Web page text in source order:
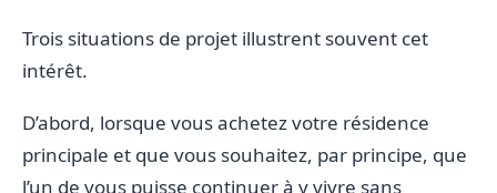
Trois situations de projet illustrent souvent cet
intérêt.
D’abord, lorsque vous achetez votre résidence
principale et que vous souhaitez, par principe, que
l’un de vous puisse continuer à y vivre sans